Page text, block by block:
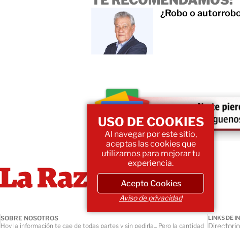
¿Robo o
SOBRE NOSOTROS
Hoy la información te cae de todas partes y sin pedirla... Pero la cantidad
LINKS DE
Directorio
USO DE COOKIES
Al navegar por este sitio,
aceptas las cookies que
utilizamos para mejorar tu
experiencia.
Acepto Cookies
Aviso de privacidad